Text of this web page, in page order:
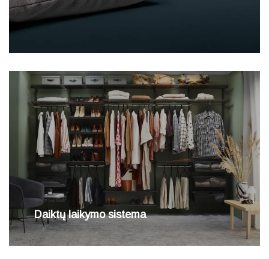
Daiktų laikymo sistema